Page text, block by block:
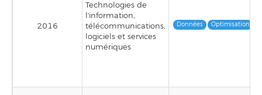
2016
Technologies de
l'information,
télécommunications,
logiciels et services
numériques
Données Optimisation